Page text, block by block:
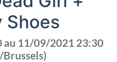
Shoes
au 11/09/2021 23:30
)